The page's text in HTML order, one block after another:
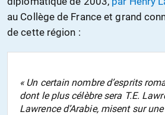
au Collège de France et grand
de cette région :
« Un certain nombre d’esprits
dont le plus célèbre sera T.E.
Lawrence d’Arabie, misent sur